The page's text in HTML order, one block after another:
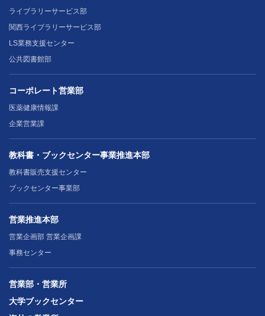
ライブラリーサービス部
関西ライブラリーサービス部
LS業務支援センター
公共図書館部
コーポレート営業部
医薬健康情報課
企業営業課
教科書・ブックセンター事業推進本部
教科書販売支援センター
ブックセンター事業部
営業推進本部
営業企画部 営業企画課
事務センター
営業部・営業所
大学ブックセンター